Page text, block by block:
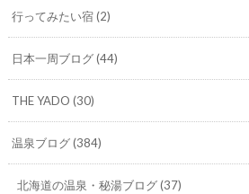
行ってみたい宿(2)
日本一周ブログ(44)
THE YADO (30)
温泉ブログ(384)
北海道の温泉・秘湯ブログ(37)